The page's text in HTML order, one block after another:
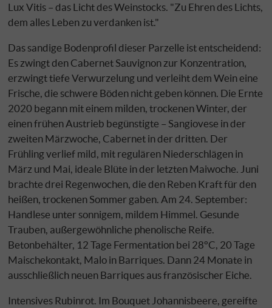
Lux Vitis – das Licht des Weinstocks. "Zu Ehren des Lichts,
dem alles Leben zu verdanken ist."
Das sandige Bodenprofil dieser Parzelle ist entscheidend:
Es zwingt den Cabernet Sauvignon zur Konzentration,
erzwingt tiefe Verwurzelung und verleiht dem Wein eine
Frische, die schwere Böden nicht geben können. Die Ernte
2020 begann mit einem milden, trockenen Winter, der
einen frühen Austrieb begünstigte – Sangiovese in der
zweiten Märzwoche, Cabernet in der dritten. Der
Frühling verlief mild, mit regulären Niederschlägen in
März und Mai, ideale Blüte in der letzten Maiwoche. Juni
brachte drei Regenwochen, die den Reben Kraft für den
heißen, trockenen Sommer gaben. Am 24. September:
Handlese unter sonnigem, mildem Himmel. Gesunde
Trauben, außergewöhnliche phenolische Reife.
Betonbehälter, 12 Tage Fermentation bei 28°C, 20 Tage
Maischekontakt, Malo in Barriques. Dann 24 Monate in
ausschließlich neuen Barriques aus französischer Eiche.
Intensives Rubinrot. Im Bouquet Johannisbeere, gereifte